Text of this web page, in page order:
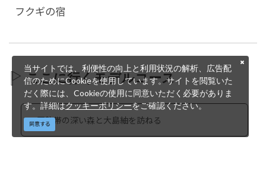
フクギの宿
ここに行くモデルコース
亜熱帯の深い森と大島紬を訪ねる
当サイトでは、利便性の向上と利用状況の解析、広告配
信のためにCookieを使用しています。サイトを閲覧いた
だく際には、Cookieの使用に同意いただく必要がありま
す。詳細はクッキーポリシーをご確認ください。
同意する